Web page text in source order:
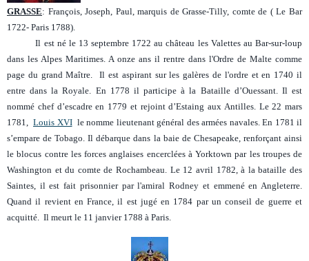
GRASSE: François, Joseph, Paul, marquis de Grasse-Tilly, comte de ( Le Bar
1722- Paris 1788).
Il est né le 13 septembre 1722 au château les Valettes au Bar-sur-loup
dans les Alpes Maritimes. A onze ans il rentre dans l'Ordre de Malte comme
page du grand Maître. Il est aspirant sur les galères de l'ordre et en 1740 il
entre dans la Royale. En 1778 il participe à la Bataille d’Ouessant. Il est
nommé chef d’escadre en 1779 et rejoint d’Estaing aux Antilles. Le 22 mars
1781, Louis XVIle nomme lieutenant général des armées navales. En 1781 il
s’empare de Tobago. Il débarque dans la baie de Chesapeake, renforçant ainsi
le blocus contre les forces anglaises encerclées à Yorktown par les troupes de
Washington et du comte de Rochambeau. Le 12 avril 1782, à la bataille des
Saintes, il est fait prisonnier par l'amiral Rodney et emmené en Angleterre.
Quand il revient en France, il est jugé en 1784 par un conseil de guerre et
acquitté. Il meurt le 11 janvier 1788 à Paris.